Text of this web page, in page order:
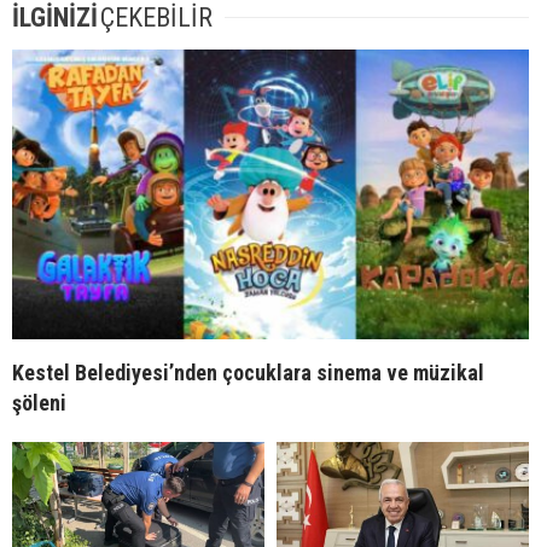
İLGİNİZİÇEKEBİLİR
Kestel Belediyesi’nden çocuklara sinema ve müzikal
şöleni